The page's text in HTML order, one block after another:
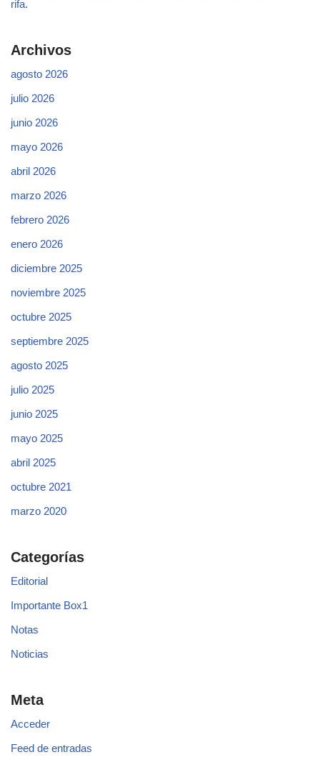
rifa.
Archivos
agosto 2026
julio 2026
junio 2026
mayo 2026
abril 2026
marzo 2026
febrero 2026
enero 2026
diciembre 2025
noviembre 2025
octubre 2025
septiembre 2025
agosto 2025
julio 2025
junio 2025
mayo 2025
abril 2025
octubre 2021
marzo 2020
Categorías
Editorial
Importante Box1
Notas
Noticias
Meta
Acceder
Feed de entradas